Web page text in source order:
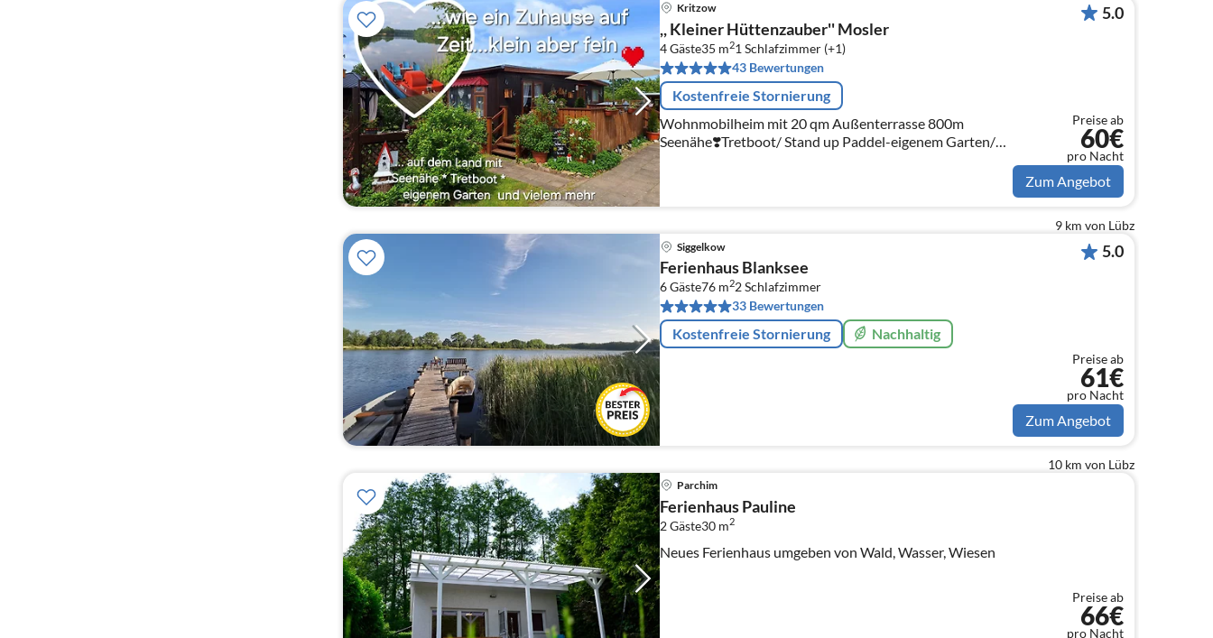
Kritzow
,, Kleiner Hüttenzauber'' Mosler
4 Gäste35 m21 Schlafzimmer (+1)
43 Bewertungen
Kostenfreie Stornierung
Wohnmobilheim mit 20 qm Außenterrasse 800m
Seenähe❣️Tretboot/ Stand up Paddel-eigenem Garten/
Pavillon/Fahrräder/Trampolin -etwas für Naturliebhaber
5.0
Preise ab
60€
pro Nacht
Zum Angebot
9 km von Lübz
Siggelkow
Ferienhaus Blanksee
6 Gäste76 m22Schlafzimmer
33 Bewertungen
Kostenfreie Stornierung Nachhaltig
5.0
Preise ab
61€
pro Nacht
Zum Angebot
10 km von Lübz
Parchim
Ferienhaus Pauline
2 Gäste30 m2
Neues Ferienhaus umgeben von Wald, Wasser, Wiesen
Preise ab
66€
pro Nacht